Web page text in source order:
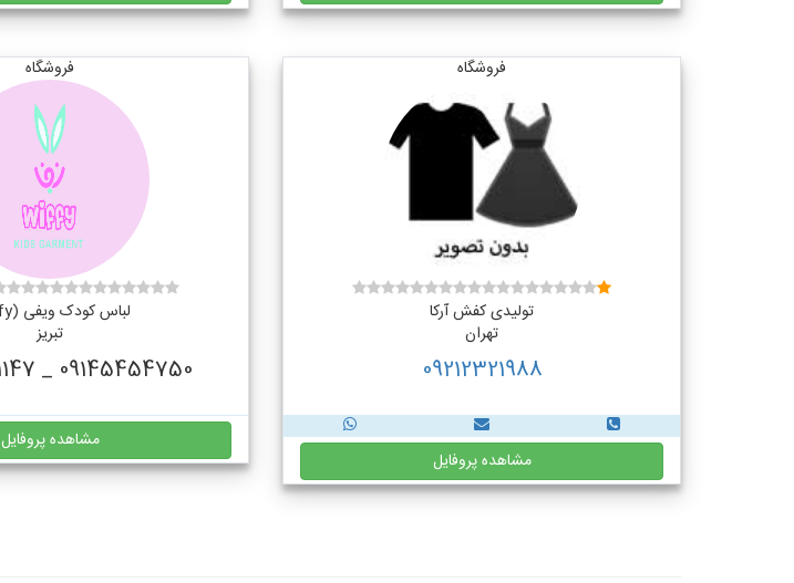
فروشگاه
تولیدی کفش آرکا
تهران
09212321988
مشاهده پروفایل
فروشگاه
لباس کودک ویفی (wiffy)
تبریز
09145454750 _ 09355601147
مشاهده پروفایل